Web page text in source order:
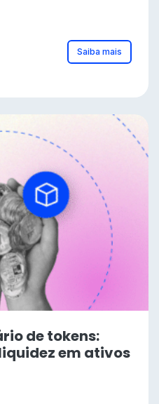
Saiba mais
de tokens:
em ativos